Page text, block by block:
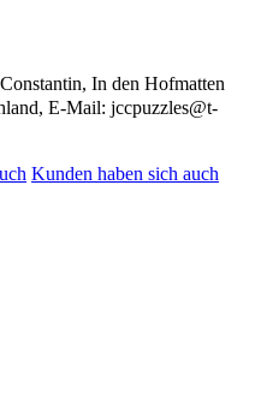
In den Hofmatten
E-Mail: jccpuzzles@t-
Kunden haben sich auch